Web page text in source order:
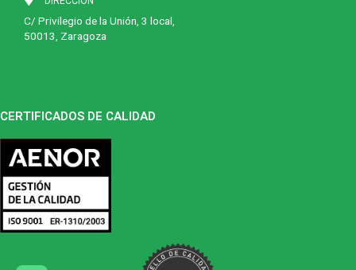
C/ Privilegio de la Unión, 3 local,
50013, Zaragoza
CERTIFICADOS DE CALIDAD